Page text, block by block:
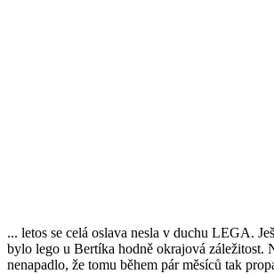
... letos se celá oslava nesla v duchu LEGA.
bylo lego u Bertíka hodně okrajová záležitost.
nenapadlo, že tomu během pár měsíců tak